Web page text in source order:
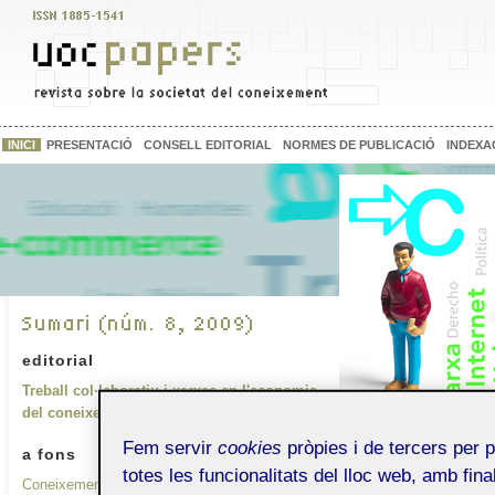
INICI PRESENTACIÓ CONSELL EDITORIAL NORMES DE PUBLICACIÓ
editorial
Treball col·laboratiu i xarxes en l'economia
del coneixement, realitats d'una nova societat
a fons
Coneixement, xarxes i activitat econòmica: una
Fem servir cookies pròpies i de tercers per
totes les funcionalitats del lloc web, amb